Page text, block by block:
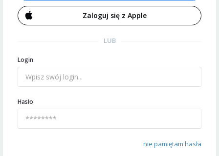
Zaloguj się z Apple
LUB
Login
Hasło
nie pamiętam hasła